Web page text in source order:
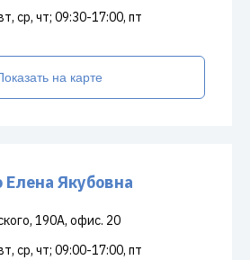
ср, чт; 09:30-17:00, пт
на карте
Якубовна
190А, офис. 20
ср, чт; 09:00-17:00, пт